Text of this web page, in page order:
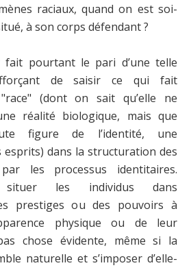
raciaux, quand on est soi-
à son corps défendant ?
fait pourtant le pari d’une telle
de saisir ce qui fait
(dont on sait qu’elle ne
réalité biologique, mais que
figure de l’identité, une
dans la structuration des
les processus identitaires.
les individus dans
prestiges ou des pouvoirs à
physique ou de leur
chose évidente, même si la
naturelle et s’imposer d’elle-